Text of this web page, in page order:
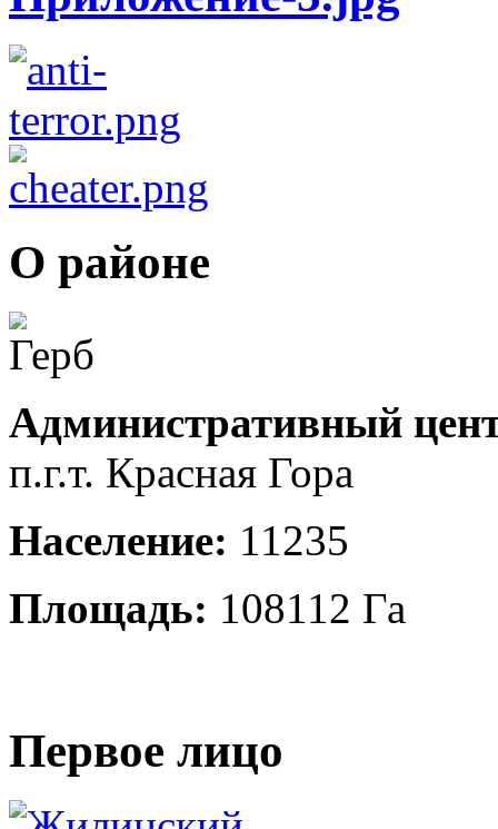
О районе
Административный
п.г.т. Красная Гора
Население: 11235
Площадь: 108112 Га
Первое лицо